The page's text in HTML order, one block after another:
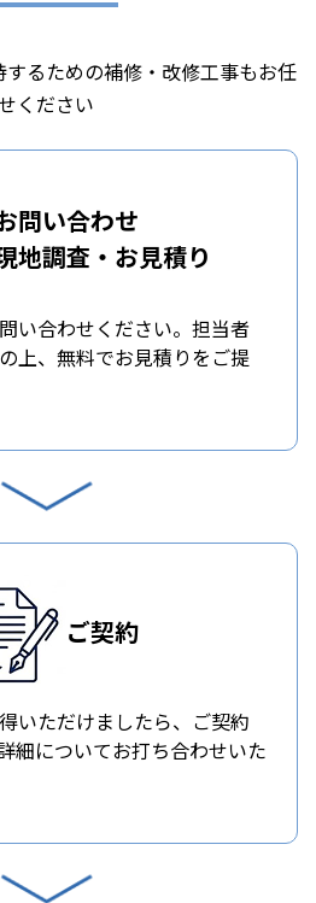
るための補修・改修工事もお任
ください
問い合わせ
地調査・お見積り
い合わせください。担当者
上、無料でお見積りをご提
ご契約
いただけましたら、ご契約
細についてお打ち合わせいた